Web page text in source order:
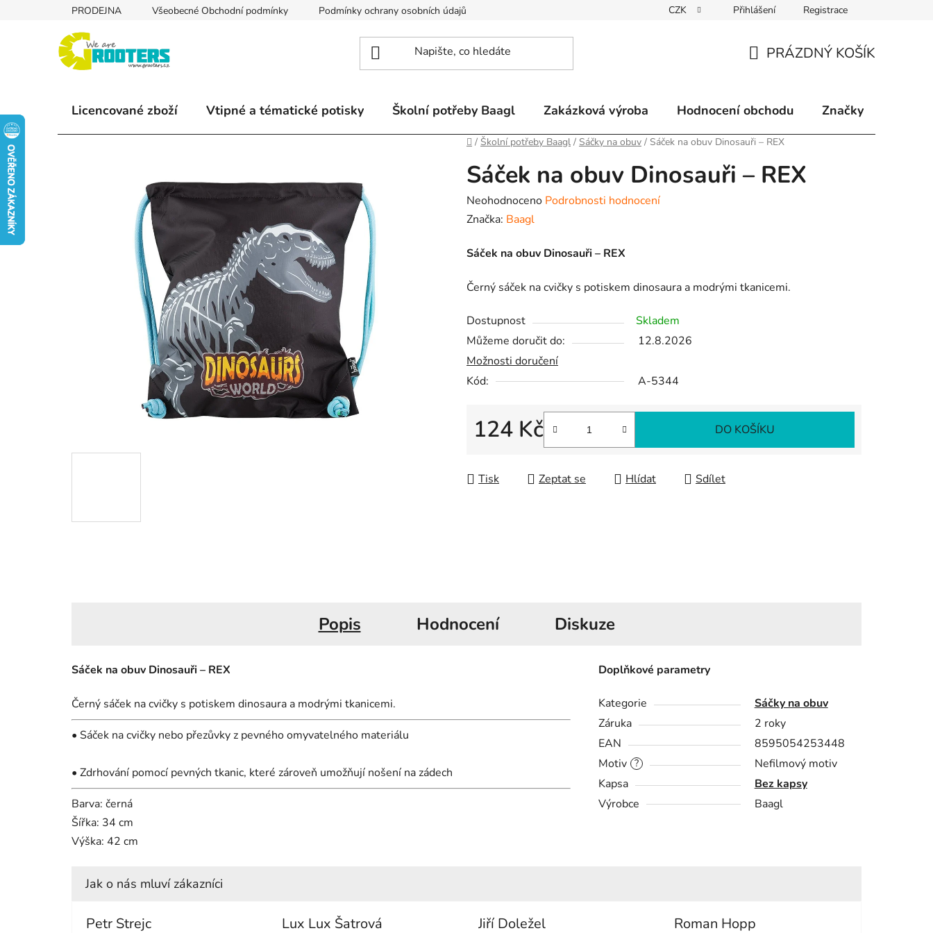
PRODEJNA Všeobecné Obchodní podmínky Podmínky ochrany osobních údajů Způsoby doručení Kontakty
CZK Přihlášení Registrace
KOŠÍK
PRÁZDNÝ KOŠÍK
Licencované zboží Vtipné a tématické potisky Školní potřeby Baagl Zakázková výroba Hodnocení obchodu Značky
Domů
/ Školní potřeby Baagl / Sáčky na obuv / Sáček na obuv Dinosauři – REX
Sáček na obuv Dinosauři – REX
Průměrné
hodnocení
je
z
5
hvězdiček.
Neohodnoceno Podrobnosti hodnocení
Značka: Baagl
Sáček na obuv Dinosauři – REX
Černý sáček na cvičky s potiskem dinosaura a modrými tkanicemi.
Dostupnost
Skladem
Můžeme doručit do:
12.8.2026
Možnosti doručení
Kód:
A-5344
124 Kč DO KOŠÍKU
Tisk Zeptat se Hlídat Sdílet
Popis Hodnocení Diskuze
Sáček na obuv Dinosauři – REX
Černý sáček na cvičky s potiskem dinosaura a modrými tkanicemi.
• Sáček na cvičky nebo přezůvky z pevného omyvatelného materiálu
• Zdrhování pomocí pevných tkanic, které zároveň umožňují nošení na zádech
Barva: černá
Šířka: 34 cm
Výška: 42 cm
Doplňkové parametry
Kategorie
Sáčky na obuv
Záruka
2 roky
EAN
8595054253448
?
Motiv
Nefilmový motiv
Kapsa
Bez kapsy
Výrobce
Baagl
Petr Strejc Lux Lux Šatrová Jiří Doležel Roman Hopp